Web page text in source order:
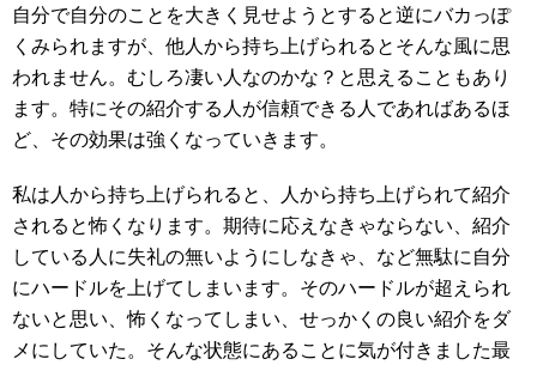
自分で自分のことを大きく見せようとすると逆にバカっぽ
くみられますが、他人から持ち上げられるとそんな風に思
われません。むしろ凄い人なのかな？と思えることもあり
ます。特にその紹介する人が信頼できる人であればあるほ
ど、その効果は強くなっていきます。
私は人から持ち上げられると、人から持ち上げられて紹介
されると怖くなります。期待に応えなきゃならない、紹介
している人に失礼の無いようにしなきゃ、など無駄に自分
にハードルを上げてしまいます。そのハードルが超えられ
ないと思い、怖くなってしまい、せっかくの良い紹介をダ
メにしていた。そんな状態にあることに気が付きました最